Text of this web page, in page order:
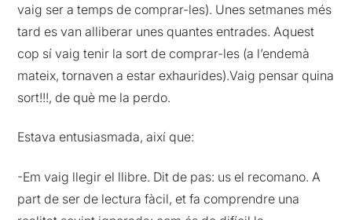
vaig ser a temps de comprar-les). Unes setmanes més
tard es van alliberar unes quantes entrades. Aquest
cop sí vaig tenir la sort de comprar-les (a l’endemà
mateix, tornaven a estar exhaurides).Vaig pensar quina
sort!!!, de què me la perdo.
Estava entusiasmada, així que:
-Em vaig llegir el llibre. Dit de pas: us el recomano. A
part de ser de lectura fàcil, et fa comprendre una